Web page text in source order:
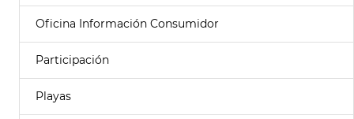
Oficina Información Consumidor
Participación
Playas